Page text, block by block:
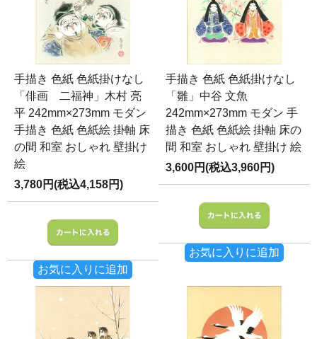
手描き 色紙 色紙掛けなし
「俳画 二福神」木村 亮
平 242mm×273mm モダン
手描き 色紙 色紙絵 掛軸 床
の間 和室 おしゃれ 壁掛け
絵
3,780円(税込4,158円)
お気に入りに追加
手描き 色紙 色紙掛けなし
「雛」中谷 文魚
242mm×273mm モダン 手
描き 色紙 色紙絵 掛軸 床の
間 和室 おしゃれ 壁掛け 絵
3,600円(税込3,960円)
お気に入りに追加